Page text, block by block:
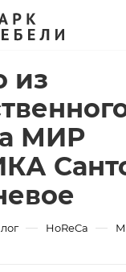
из
МИР
— HoReCa —